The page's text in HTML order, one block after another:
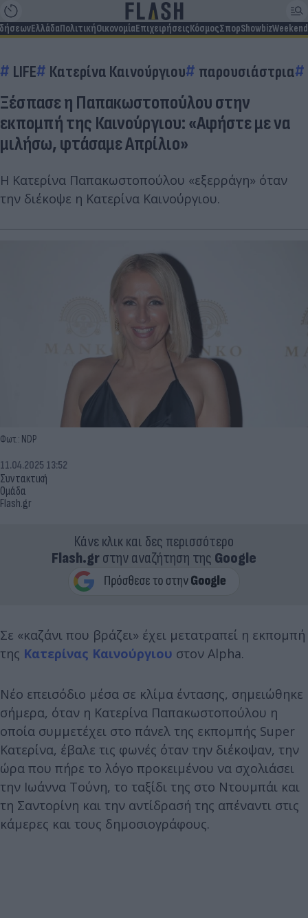
ΕλλάδαΠολιτικήΟικονομίαΕπιχειρήσειςΚόσμοςΣπορShowbizWeekend
LIFE Κατερίνα Καινούργιου παρουσιάστρια
Ξέσπασε η Παπακωστοπούλου στην
εκπομπή της Καινούργιου: «Αφήστε με να
μιλήσω, φτάσαμε Απρίλιο»
Η Κατερίνα Παπακωστοπούλου «εξερράγη» όταν
την διέκοψε η Κατερίνα Καινούργιου.
Φωτ.: NDP
Συντακτική
Ομάδα
Flash.gr
11.04.2025 13:52
Κάνε κλικ και δες περισσότερο
Flash.grστην αναζήτηση της Google
Σε «καζάνι που βράζει» έχει μετατραπεί η εκπομπή
της Κατερίνας Καινούργιου στον Alpha.
Νέο επεισόδιο μέσα σε κλίμα έντασης, σημειώθηκε
σήμερα, όταν η Κατερίνα Παπακωστοπούλου η
οποία συμμετέχει στο πάνελ της εκπομπής Super
Kατερίνα, έβαλε τις φωνές όταν την διέκοψαν, την
ώρα που πήρε το λόγο προκειμένου να σχολιάσει
την Ιωάννα Τούνη, το ταξίδι της στο Ντουμπάι και
τη Σαντορίνη και την αντίδρασή της απέναντι στις
κάμερες και τους δημοσιογράφους.